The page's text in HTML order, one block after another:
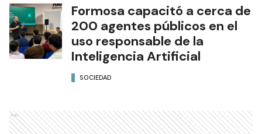
Formosa capacitó a cerca de
200 agentes públicos en el
uso responsable de la
Inteligencia Artificial
SOCIEDAD
Ads